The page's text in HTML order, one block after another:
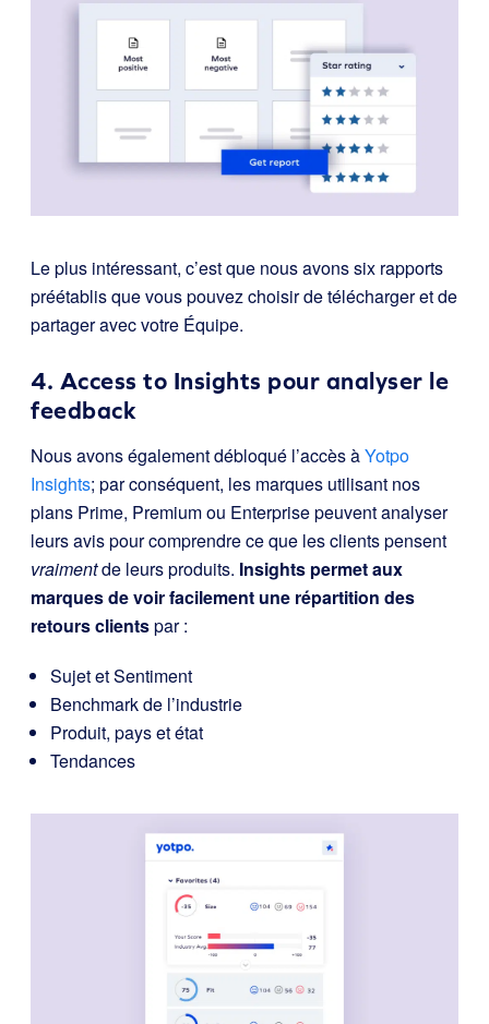
Le plus intéressant, c’est que nous avons six rapports
préétablis que vous pouvez choisir de télécharger et de
partager avec votre Équipe.
4. Access to Insights pour analyser le
feedback
Nous avons également débloqué l’accès àYotpo
Insights; par conséquent, les marques utilisant nos
plans Prime, Premium ou Enterprise peuvent analyser
leurs avis pour comprendre ce que les clients pensent
vraimentde leurs produits. Insights permet aux
marques de voir facilement une répartition des
retours clientspar :
Sujet et Sentiment
Benchmark de l’industrie
Produit, pays et état
Tendances